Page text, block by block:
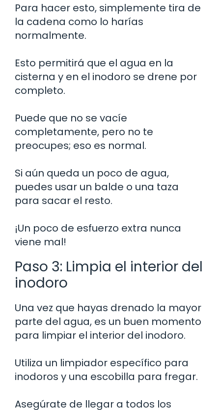
Para hacer esto, simplemente tira de
la cadena como lo harías
normalmente.
Esto permitirá que el agua en la
cisterna y en el inodoro se drene por
completo.
Puede que no se vacíe
completamente, pero no te
preocupes; eso es normal.
Si aún queda un poco de agua,
puedes usar un balde o una taza
para sacar el resto.
¡Un poco de esfuerzo extra nunca
viene mal!
Paso 3: Limpia el interior del
inodoro
Una vez que hayas drenado la mayor
parte del agua, es un buen momento
para limpiar el interior del inodoro.
Utiliza un limpiador específico para
inodoros y una escobilla para fregar.
Asegúrate de llegar a todos los